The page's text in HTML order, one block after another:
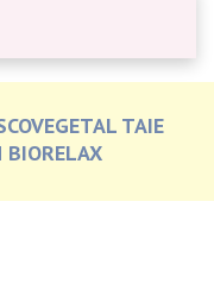
TAIE
BIORELAX